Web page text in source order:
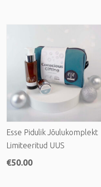
Esse Pidulik Jõulukomplekt
Limiteeritud UUS
€50.00